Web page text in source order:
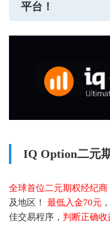
平台！
IQ Option二元
全球首位二元期权经纪商
及地区！ 最低入金70元
佳交易程序， 判断正确收